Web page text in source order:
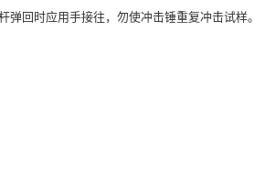
回时应用手接往，勿使冲击锤重复冲击试样。